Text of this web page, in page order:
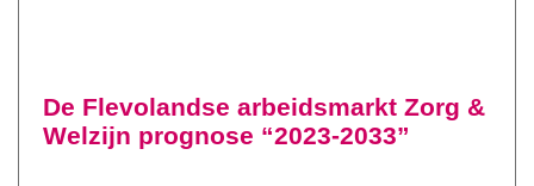
De Flevolandse arbeidsmarkt Zorg &
Welzijn prognose “2023-2033”